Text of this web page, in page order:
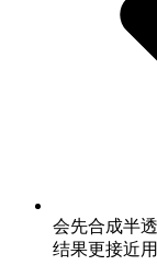
会先合成半
结果更接近